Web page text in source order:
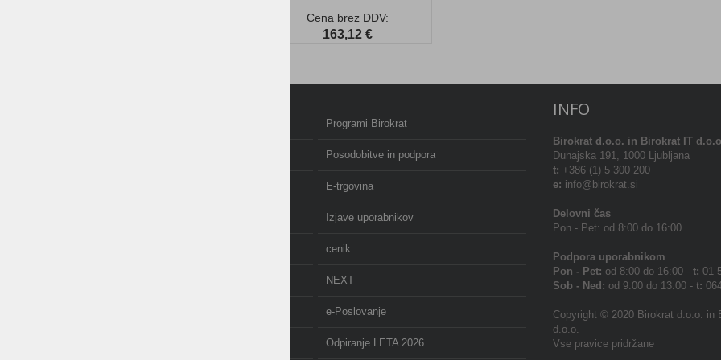
Cena brez DDV:
163,12 €
Programi Birokrat
Posodobitve in podpora
E-trgovina
Izjave uporabnikov
cenik
NEXT
e-Poslovanje
Odpiranje LETA 2026
INFO
Birokrat d.o.o. in Birokrat IT
Dunajska 191, 1000 Ljubljana
t: +386 (1) 5 300 200
e: info@birokrat.si
Delovni čas
Pon - Pet: od 8:00 do 16:00
Podpora uporabnikom
Pon - Pet: od 8:00 do 16:00 - t: 01
Sob - Ned: od 9:00 do 13:00 - t:
Copyright © 2020 Birokrat d.o.o. in
d.o.o.
Vse pravice pridržane